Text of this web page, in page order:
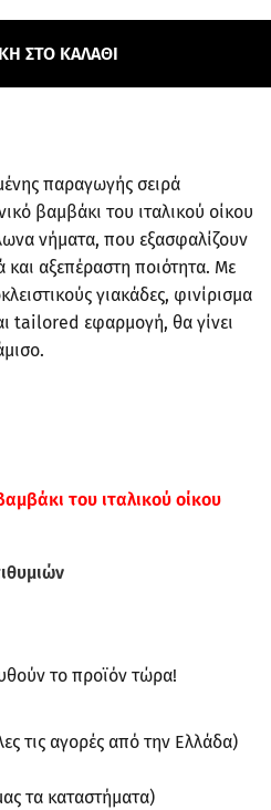
ΣΤΟ ΚΑΛΆΘΙ
παραγωγής σειρά
βαμβάκι του ιταλικού οίκου
νήματα, που εξασφαλίζουν
και αξεπέραστη ποιότητα. Με
γιακάδες, φινίρισμα
tailored εφαρμογή, θα γίνει
του ιταλικού οίκου
το προϊόν τώρα!
τις αγορές από την Ελλάδα)
τα καταστήματα)